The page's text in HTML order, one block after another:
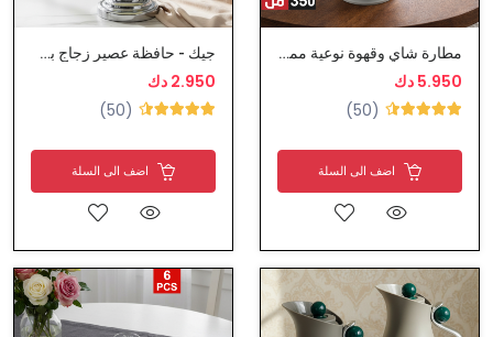
مطارة شاي وقهوة نوعية ممتازة
5.950 دك
(50)
اضف الى السلة
جيك - حافظة عصير زجاج بحنفية تصميم عصري
2.950 دك
(50)
اضف الى السلة